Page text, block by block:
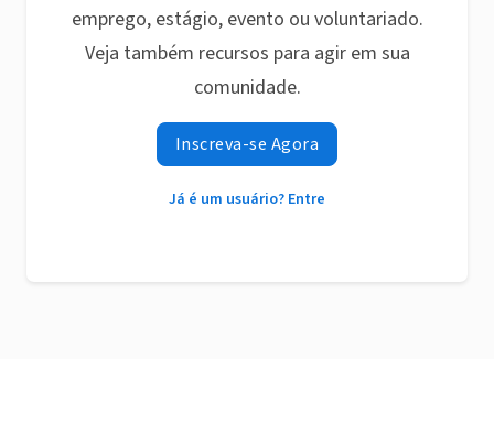
emprego, estágio, evento ou voluntariado.
Veja também recursos para agir em sua
comunidade.
Inscreva-se Agora
Já é um usuário? Entre